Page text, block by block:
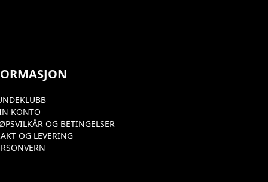
KONTO
OG BETINGELSER
OG LEVERING